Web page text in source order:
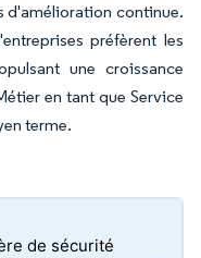
d'amélioration continue.
préfèrent les
une croissance
en tant que Service
terme.
de sécurité